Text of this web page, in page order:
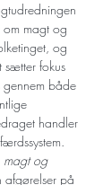
om magt og
og
fokus
både
handler
magt og
afgørelser på